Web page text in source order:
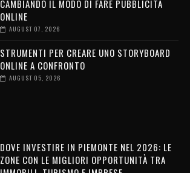
CAMBIANDO IL MODO DI FARE PUBBLICITÀ
ONLINE
AUGUST 07, 2026
STRUMENTI PER CREARE UNO STORYBOARD
ONLINE A CONFRONTO
AUGUST 05, 2026
DOVE INVESTIRE IN PIEMONTE NEL 2026: LE
ZONE CON LE MIGLIORI OPPORTUNITÀ TRA